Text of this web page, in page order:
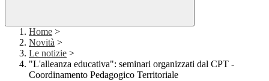
Home >
Novità >
Le notizie >
"L'alleanza educativa": seminari organizzati dal CPT -
Coordinamento Pedagogico Territoriale